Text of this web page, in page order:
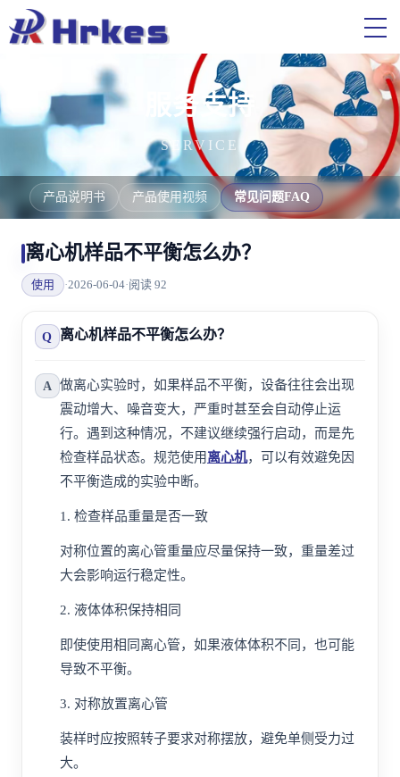
服务支持
SERVICE
产品说明书 产品使用视频 常见问题FAQ
离心机样品不平衡怎么办？
使用 ·2026-06-04·阅读 92
Q 离心机样品不平衡怎么办？
A
做离心实验时，如果样品不平衡，设备往往会出现
震动增大、噪音变大，严重时甚至会自动停止运
行。遇到这种情况，不建议继续强行启动，而是先
检查样品状态。规范使用离心机，可以有效避免因
不平衡造成的实验中断。
1. 检查样品重量是否一致
对称位置的离心管重量应尽量保持一致，重量差过
大会影响运行稳定性。
2. 液体体积保持相同
即使使用相同离心管，如果液体体积不同，也可能
导致不平衡。
3. 对称放置离心管
装样时应按照转子要求对称摆放，避免单侧受力过
大。